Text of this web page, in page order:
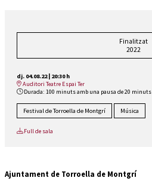
Finalitzat
2022
dj. 04.08.22| 20:30 h
Auditori Teatre Espai Ter
Durada: 100 minuts amb una pausa de 20 minuts
Festival de Torroella de Montgrí Música
Full de sala
Ajuntament de Torroella de Montgrí